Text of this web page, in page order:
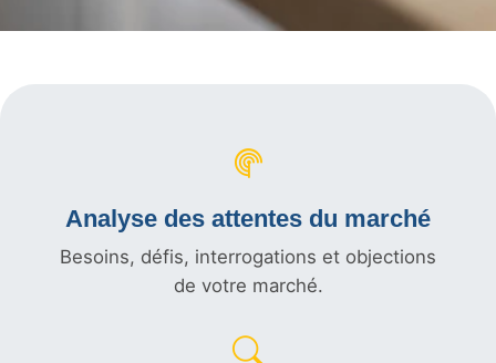
Analyse des attentes du marché
Besoins, défis, interrogations et objections
de votre marché.